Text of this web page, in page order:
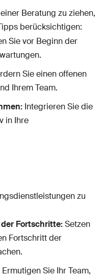
Beratung zu ziehen,
berücksichtigen:
Sie vor Beginn der
Sie einen offenen
Ihrem Team.
Integrieren Sie die
in Ihre
zu
Fortschritte:Setzen
Fortschritt der
Ermutigen Sie Ihr Team,